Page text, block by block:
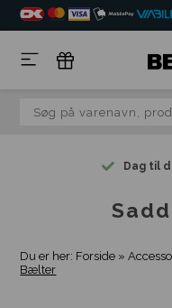
Dag til
Du er her: Forside »
Bælter